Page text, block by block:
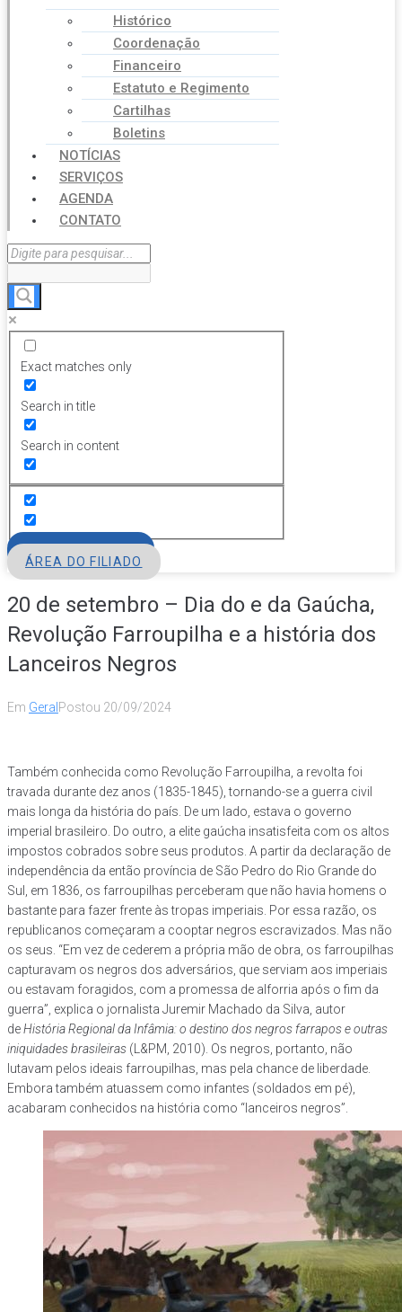
Histórico
Coordenação
Financeiro
Estatuto e Regimento
Cartilhas
Boletins
NOTÍCIAS
SERVIÇOS
AGENDA
CONTATO
Exact matches only
Search in title
Search in content
ÁREA DO FILIADO
20 de setembro – Dia do e da Gaúcha,
Revolução Farroupilha e a história dos
Lanceiros Negros
Em Geral Postou 20/09/2024
Também conhecida como Revolução Farroupilha, a revolta foi
travada durante dez anos (1835-1845), tornando-se a guerra civil
mais longa da história do país. De um lado, estava o governo
imperial brasileiro. Do outro, a elite gaúcha insatisfeita com os altos
impostos cobrados sobre seus produtos. A partir da declaração de
independência da então província de São Pedro do Rio Grande do
Sul, em 1836, os farroupilhas perceberam que não havia homens o
bastante para fazer frente às tropas imperiais. Por essa razão, os
republicanos começaram a cooptar negros escravizados. Mas não
os seus. “Em vez de cederem a própria mão de obra, os farroupilhas
capturavam os negros dos adversários, que serviam aos imperiais
ou estavam foragidos, com a promessa de alforria após o fim da
guerra”, explica o jornalista Juremir Machado da Silva, autor
deHistória Regional da Infâmia: o destino dos negros farrapos e outras
iniquidades brasileiras (L&PM, 2010). Os negros, portanto, não
lutavam pelos ideais farroupilhas, mas pela chance de liberdade.
Embora também atuassem como infantes (soldados em pé),
acabaram conhecidos na história como “lanceiros negros”.